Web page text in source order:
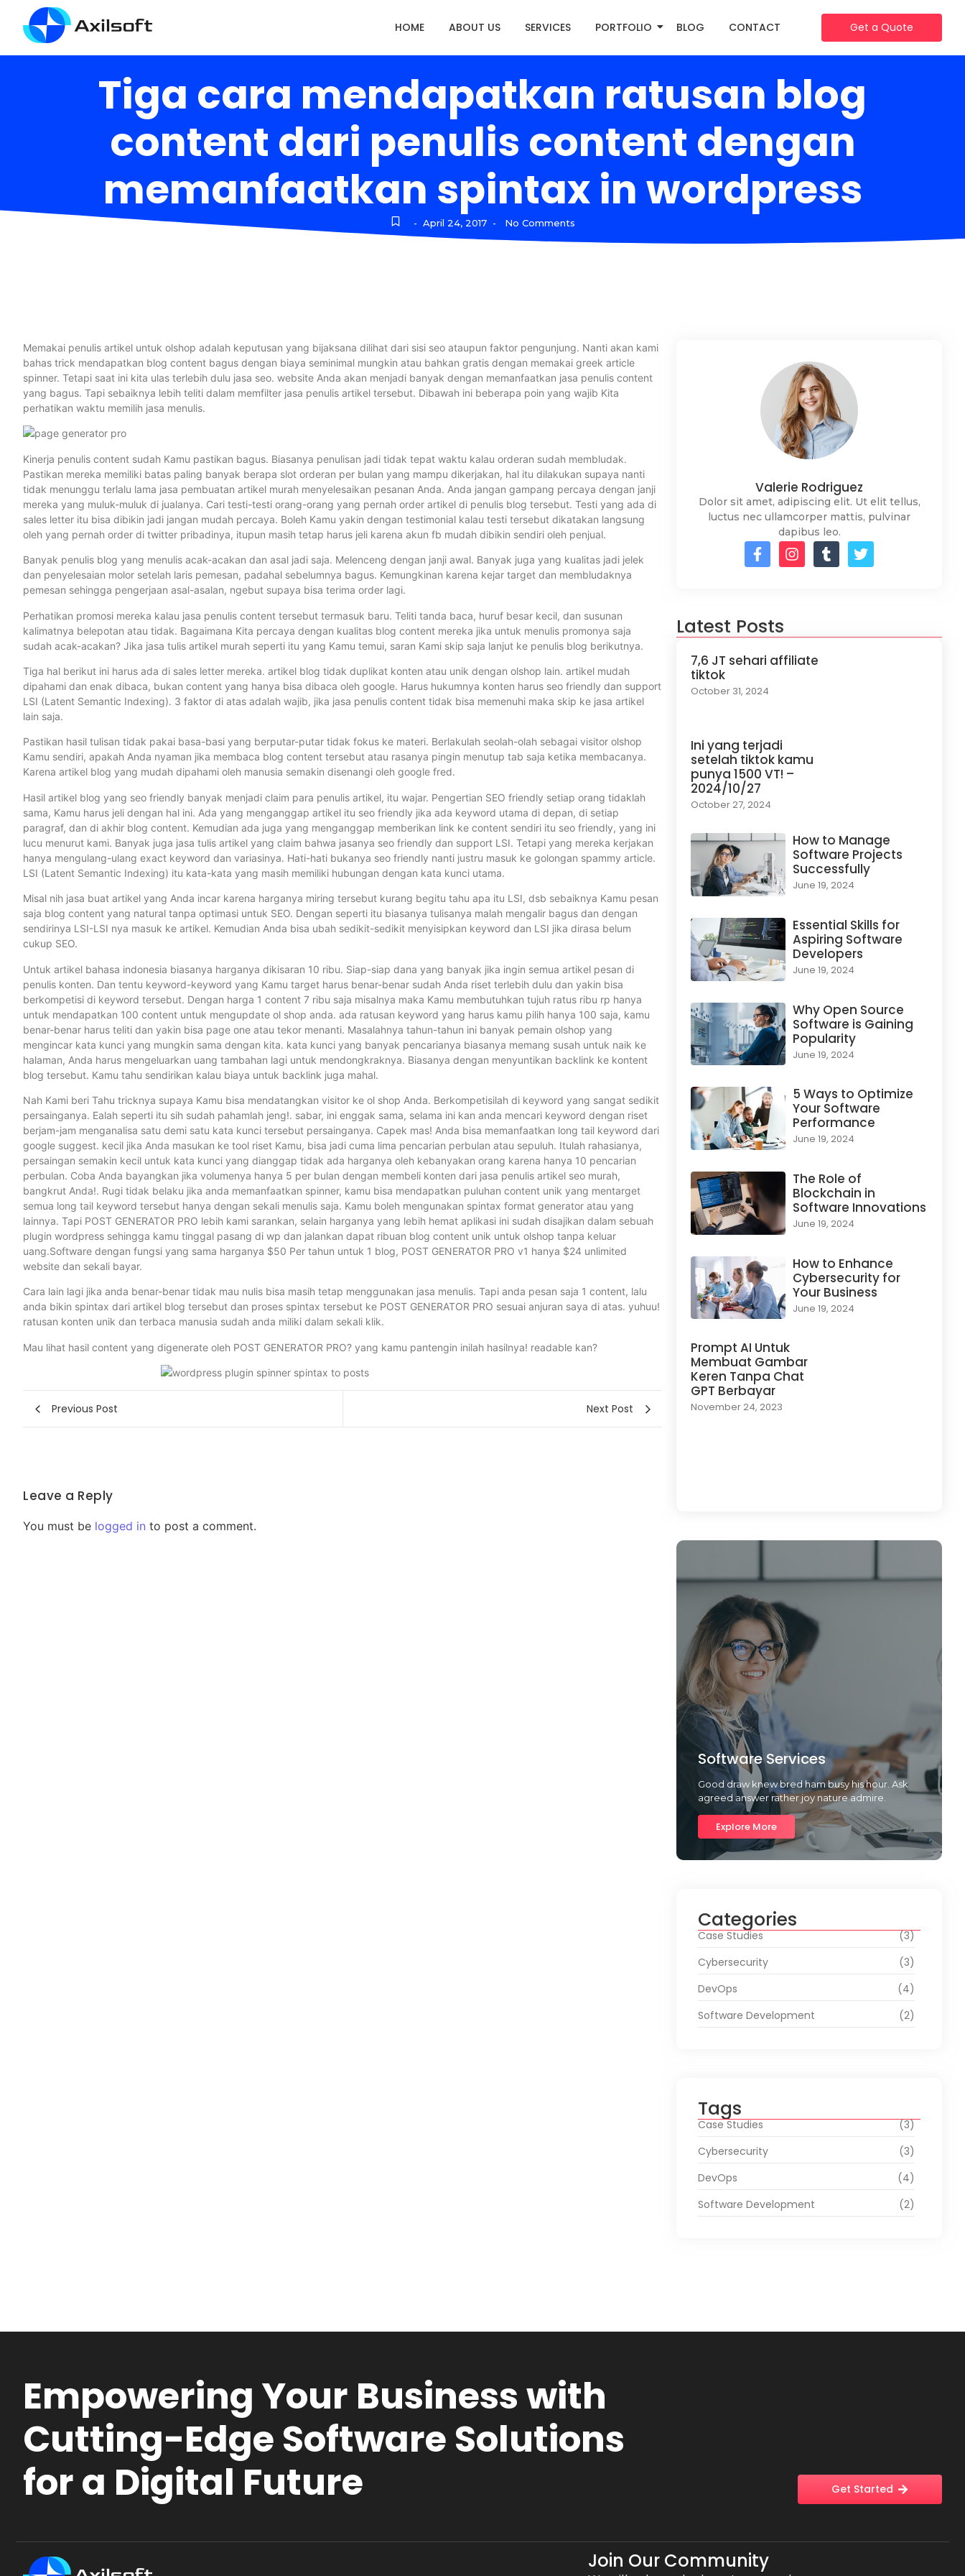
HOME ABOUT US SERVICES PORTFOLIO BLOG CONTACT Get a Quote
Tiga cara mendapatkan ratusan blog
content dari penulis content dengan
memanfaatkan spintax in wordpress
- April 24, 2017 - No Comments
Memakai penulis artikel untuk olshop adalah keputusan yang bijaksana dilihat dari sisi seo ataupun faktor pengunjung. Nanti akan kami
bahas trick mendapatkan blog content bagus dengan biaya seminimal mungkin atau bahkan gratis dengan memakai greek article
spinner. Tetapi saat ini kita ulas terlebih dulu jasa seo. website Anda akan menjadi banyak dengan memanfaatkan jasa penulis content
yang bagus. Tapi sebaiknya lebih teliti dalam memfilter jasa penulis artikel tersebut. Dibawah ini beberapa poin yang wajib Kita
perhatikan waktu memilih jasa menulis.
Kinerja penulis content sudah Kamu pastikan bagus. Biasanya penulisan jadi tidak tepat waktu kalau orderan sudah membludak.
Pastikan mereka memiliki batas paling banyak berapa slot orderan per bulan yang mampu dikerjakan, hal itu dilakukan supaya nanti
tidak menunggu terlalu lama jasa pembuatan artikel murah menyelesaikan pesanan Anda. Anda jangan gampang percaya dengan janji
mereka yang muluk-muluk di jualanya. Cari testi-testi orang-orang yang pernah order artikel di penulis blog tersebut. Testi yang ada di
sales letter itu bisa dibikin jadi jangan mudah percaya. Boleh Kamu yakin dengan testimonial kalau testi tersebut dikatakan langsung
oleh yang pernah order di twitter pribadinya, itupun masih tetap harus jeli karena akun fb mudah dibikin sendiri oleh penjual.
Banyak penulis blog yang menulis acak-acakan dan asal jadi saja. Melenceng dengan janji awal. Banyak juga yang kualitas jadi jelek
dan penyelesaian molor setelah laris pemesan, padahal sebelumnya bagus. Kemungkinan karena kejar target dan membludaknya
pemesan sehingga pengerjaan asal-asalan, ngebut supaya bisa terima order lagi.
Perhatikan promosi mereka kalau jasa penulis content tersebut termasuk baru. Teliti tanda baca, huruf besar kecil, dan susunan
kalimatnya belepotan atau tidak. Bagaimana Kita percaya dengan kualitas blog content mereka jika untuk menulis promonya saja
sudah acak-acakan? Jika jasa tulis artikel murah seperti itu yang Kamu temui, saran Kami skip saja lanjut ke penulis blog berikutnya.
Tiga hal berikut ini harus ada di sales letter mereka. artikel blog tidak duplikat konten atau unik dengan olshop lain. artikel mudah
dipahami dan enak dibaca, bukan content yang hanya bisa dibaca oleh google. Harus hukumnya konten harus seo friendly dan support
LSI (Latent Semantic Indexing). 3 faktor di atas adalah wajib, jika jasa penulis content tidak bisa memenuhi maka skip ke jasa artikel
lain saja.
Pastikan hasil tulisan tidak pakai basa-basi yang berputar-putar tidak fokus ke materi. Berlakulah seolah-olah sebagai visitor olshop
Kamu sendiri, apakah Anda nyaman jika membaca blog content tersebut atau rasanya pingin menutup tab saja ketika membacanya.
Karena artikel blog yang mudah dipahami oleh manusia semakin disenangi oleh google fred.
Hasil artikel blog yang seo friendly banyak menjadi claim para penulis artikel, itu wajar. Pengertian SEO friendly setiap orang tidaklah
sama, Kamu harus jeli dengan hal ini. Ada yang menganggap artikel itu seo friendly jika ada keyword utama di depan, di setiap
paragraf, dan di akhir blog content. Kemudian ada juga yang menganggap memberikan link ke content sendiri itu seo friendly, yang ini
lucu menurut kami. Banyak juga jasa tulis artikel yang claim bahwa jasanya seo friendly dan support LSI. Tetapi yang mereka kerjakan
hanya mengulang-ulang exact keyword dan variasinya. Hati-hati bukanya seo friendly nanti justru masuk ke golongan spammy article.
LSI (Latent Semantic Indexing) itu kata-kata yang masih memiliki hubungan dengan kata kunci utama.
Misal nih jasa buat artikel yang Anda incar karena harganya miring tersebut kurang begitu tahu apa itu LSI, dsb sebaiknya Kamu pesan
saja blog content yang natural tanpa optimasi untuk SEO. Dengan seperti itu biasanya tulisanya malah mengalir bagus dan dengan
sendirinya LSI-LSI nya masuk ke artikel. Kemudian Anda bisa ubah sedikit-sedikit menyisipkan keyword dan LSI jika dirasa belum
cukup SEO.
Untuk artikel bahasa indonesia biasanya harganya dikisaran 10 ribu. Siap-siap dana yang banyak jika ingin semua artikel pesan di
penulis konten. Dan tentu keyword-keyword yang Kamu target harus benar-benar sudah Anda riset terlebih dulu dan yakin bisa
berkompetisi di keyword tersebut. Dengan harga 1 content 7 ribu saja misalnya maka Kamu membutuhkan tujuh ratus ribu rp hanya
untuk mendapatkan 100 content untuk mengupdate ol shop anda. ada ratusan keyword yang harus kamu pilih hanya 100 saja, kamu
benar-benar harus teliti dan yakin bisa page one atau tekor menanti. Masalahnya tahun-tahun ini banyak pemain olshop yang
mengincar kata kunci yang mungkin sama dengan kita. kata kunci yang banyak pencarianya biasanya memang susah untuk naik ke
halaman, Anda harus mengeluarkan uang tambahan lagi untuk mendongkraknya. Biasanya dengan menyuntikan backlink ke kontent
blog tersebut. Kamu tahu sendirikan kalau biaya untuk backlink juga mahal.
Nah Kami beri Tahu tricknya supaya Kamu bisa mendatangkan visitor ke ol shop Anda. Berkompetisilah di keyword yang sangat sedikit
persainganya. Ealah seperti itu sih sudah pahamlah jeng!. sabar, ini enggak sama, selama ini kan anda mencari keyword dengan riset
berjam-jam menganalisa satu demi satu kata kunci tersebut persainganya. Capek mas! Anda bisa memanfaatkan long tail keyword dari
google suggest. kecil jika Anda masukan ke tool riset Kamu, bisa jadi cuma lima pencarian perbulan atau sepuluh. Itulah rahasianya,
persaingan semakin kecil untuk kata kunci yang dianggap tidak ada harganya oleh kebanyakan orang karena hanya 10 pencarian
perbulan. Coba Anda bayangkan jika volumenya hanya 5 per bulan dengan membeli konten dari jasa penulis artikel seo murah,
bangkrut Anda!. Rugi tidak belaku jika anda memanfaatkan spinner, kamu bisa mendapatkan puluhan content unik yang mentarget
semua long tail keyword tersebut hanya dengan sekali menulis saja. Kamu boleh mengunakan spintax format generator atau yang
lainnya. Tapi POST GENERATOR PRO lebih kami sarankan, selain harganya yang lebih hemat aplikasi ini sudah disajikan dalam sebuah
plugin wordpress sehingga kamu tinggal pasang di wp dan jalankan dapat ribuan blog content unik untuk olshop tanpa keluar
uang.Software dengan fungsi yang sama harganya $50 Per tahun untuk 1 blog, POST GENERATOR PRO v1 hanya $24 unlimited
website dan sekali bayar.
Cara lain lagi jika anda benar-benar tidak mau nulis bisa masih tetap menggunakan jasa menulis. Tapi anda pesan saja 1 content, lalu
anda bikin spintax dari artikel blog tersebut dan proses spintax tersebut ke POST GENERATOR PRO sesuai anjuran saya di atas. yuhuu!
ratusan konten unik dan terbaca manusia sudah anda miliki dalam sekali klik.
Mau lihat hasil content yang digenerate oleh POST GENERATOR PRO? yang kamu pantengin inilah hasilnya! readable kan?
Previous Post Next Post
Leave a Reply
You must be logged in to post a comment.
Valerie Rodriguez
Dolor sit amet, adipiscing elit. Ut elit tellus,
luctus nec ullamcorper mattis, pulvinar
dapibus leo.
Latest Posts
7,6 JT sehari affiliate
tiktok
October 31, 2024
Ini yang terjadi
setelah tiktok kamu
punya 1500 VT! –
2024/10/27
October 27, 2024
How to Manage
Software Projects
Successfully
June 19, 2024
Essential Skills for
Aspiring Software
Developers
June 19, 2024
Why Open Source
Software is Gaining
Popularity
June 19, 2024
5 Ways to Optimize
Your Software
Performance
June 19, 2024
The Role of
Blockchain in
Software Innovations
June 19, 2024
How to Enhance
Cybersecurity for
Your Business
June 19, 2024
Prompt AI Untuk
Membuat Gambar
Keren Tanpa Chat
GPT Berbayar
November 24, 2023
Software Services
Good draw knew bred ham busy his hour. Ask
agreed answer rather joy nature admire.
Explore More
Categories
Case Studies
(3)
Cybersecurity
(3)
DevOps
(4)
Software Development
(2)
Tags
Case Studies
(3)
Cybersecurity
(3)
DevOps
(4)
Software Development
(2)
Empowering Your Business with
Cutting-Edge Software Solutions
for a Digital Future
Get Started
Join Our Community